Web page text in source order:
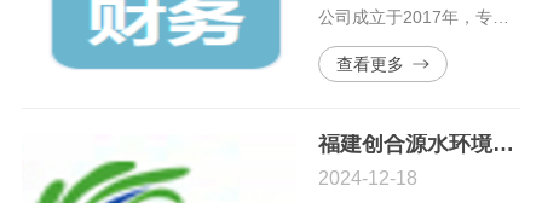
技术研发能力。
公司成立于2017年，专注
于为中小微企业提供财务
咨询、代理记账、工商税
查看更多
福建创合源水环境科技有限公司
2024-12-18